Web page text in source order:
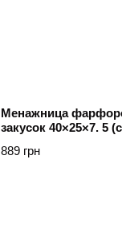
Менажница
закусок 40×25×7. 5
889 грн